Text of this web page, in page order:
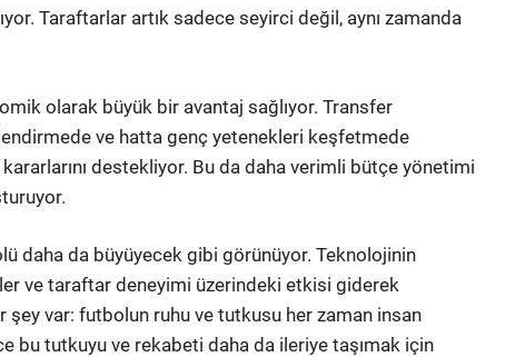
Taraftarlar artık sadece seyirci değil, aynı zamanda
olarak büyük bir avantaj sağlıyor. Transfer
ve hatta genç yetenekleri keşfetmede
destekliyor. Bu da daha verimli bütçe yönetimi
daha da büyüyecek gibi görünüyor. Teknolojinin
ve taraftar deneyimi üzerindeki etkisi giderek
var: futbolun ruhu ve tutkusu her zaman insan
bu tutkuyu ve rekabeti daha da ileriye taşımak için